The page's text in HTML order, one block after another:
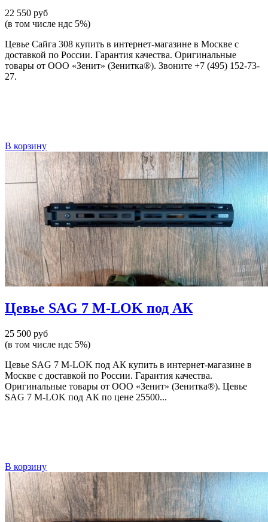
22 550 руб
(в том числе ндс 5%)
Цевье Сайга 308 купить в интернет-магазине в Москве с
доставкой по России. Гарантия качества. Оригинальные
товары от ООО «Зенит» (Зенитка®). Звоните +7 (495) 152-73-
27.
В корзину
Цевье SAG 7 M-LOK под АК
25 500 руб
(в том числе ндс 5%)
Цевье SAG 7 M-LOK под АК купить в интернет-магазине в
Москве с доставкой по России. Гарантия качества.
Оригинальные товары от ООО «Зенит» (Зенитка®). Цевье
SAG 7 M-LOK под АК по цене 25500...
В корзину